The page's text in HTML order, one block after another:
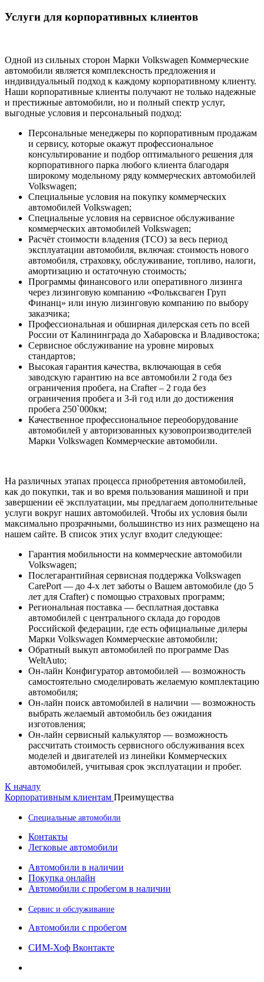
Услуги для корпоративных клиентов
Одной из сильных сторон Марки Volkswagen Коммерческие
автомобили является комплексность предложения и
индивидуальный подход к каждому корпоративному клиенту.
Наши корпоративные клиенты получают не только надежные
и престижные автомобили, но и полный спектр услуг,
выгодные условия и персональный подход:
Персональные менеджеры по корпоративным продажам
и сервису, которые окажут профессиональное
консультирование и подбор оптимального решения для
корпоративного парка любого клиента благодаря
широкому модельному ряду коммерческих автомобилей
Volkswagen;
Специальные условия на покупку коммерческих
автомобилей Volkswagen;
Специальные условия на сервисное обслуживание
коммерческих автомобилей Volkswagen;
Расчёт стоимости владения (TCO) за весь период
эксплуатации автомобиля, включая: стоимость нового
автомобиля, страховку, обслуживание, топливо, налоги,
амортизацию и остаточную стоимость;
Программы финансового или оперативного лизинга
через лизинговую компанию «Фольксваген Груп
Финанц» или иную лизинговую компанию по выбору
заказчика;
Профессиональная и обширная дилерская сеть по всей
России от Калининграда до Хабаровска и Владивостока;
Сервисное обслуживание на уровне мировых
стандартов;
Высокая гарантия качества, включающая в себя
заводскую гарантию на все автомобили 2 года без
ограничения пробега, на Crafter – 2 года без
ограничения пробега и 3-й год или до достижения
пробега 250`000км;
Качественное профессиональное переоборудование
автомобилей у авторизованных кузовопроизводителей
Марки Volkswagen Коммерческие автомобили.
На различных этапах процесса приобретения автомобилей,
как до покупки, так и во время пользования машиной и при
завершении её эксплуатации, мы предлагаем дополнительные
услуги вокруг наших автомобилей. Чтобы их условия были
максимально прозрачными, большинство из них размещено на
нашем сайте. В список этих услуг входит следующее:
Гарантия мобильности на коммерческие автомобили
Volkswagen;
Послегарантийная сервисная поддержка Volkswagen
CarePort — до 4-х лет заботы о Вашем автомобиле (до 5
лет для Crafter) с помощью страховых программ;
Региональная поставка — бесплатная доставка
автомобилей с центрального склада до городов
Российской федерации, где есть официальные дилеры
Марки Volkswagen Коммерческие автомобили;
Обратный выкуп автомобилей по программе Das
WeltAuto;
Он-лайн Конфигуратор автомобилей — возможность
самостоятельно смоделировать желаемую комплектацию
автомобиля;
Он-лайн поиск автомобилей в наличии — возможность
выбрать желаемый автомобиль без ожидания
изготовления;
Он-лайн сервисный калькулятор — возможность
рассчитать стоимость сервисного обслуживания всех
моделей и двигателей из линейки Коммерческих
автомобилей, учитывая срок эксплуатации и пробег.
К началу
Корпоративным клиентам Преимущества
Специальные автомобили
Контакты
Легковые автомобили
Автомобили в наличии
Покупка онлайн
Автомобили с пробегом в наличии
Сервис и обслуживание
Автомобили с пробегом
СИМ-Хоф Вконтакте